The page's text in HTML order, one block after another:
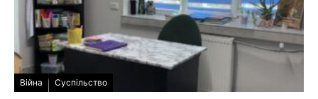
Війна Суспільство